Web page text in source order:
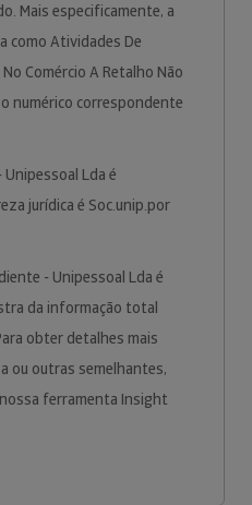
Mais especificamente, a
como Atividades De
Comércio A Retalho Não
numérico correspondente
Lda é
jurídica é Soc.unip.por
- Unipessoal Lda é
da informação total
obter detalhes mais
ou outras semelhantes,
ferramenta Insight